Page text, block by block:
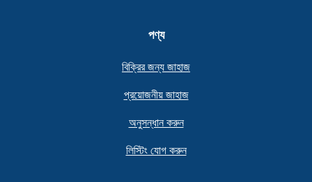
পণ্য
বিক্রির জন্য জাহাজ
প্রয়োজনীয় জাহাজ
অনুসন্ধান করুন
লিস্টিং যোগ করুন